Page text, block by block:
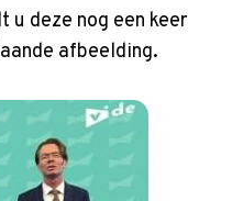
deze nog een keer
afbeelding.